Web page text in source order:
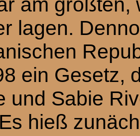
lagen.
ein Gesetz,
und Sabie
hieß